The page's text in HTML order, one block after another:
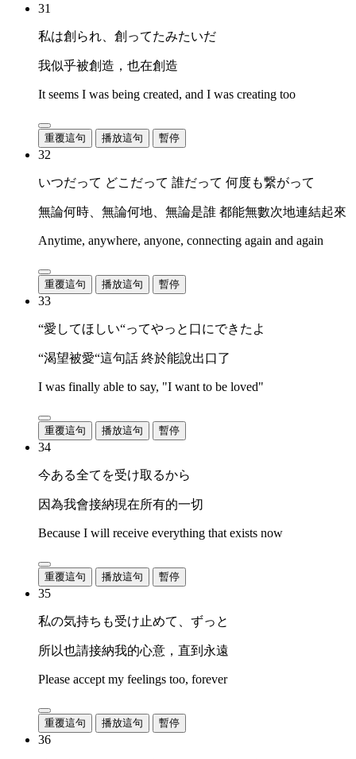
31
私は創られ、創ってたみたいだ
我似乎被創造，也在創造
It seems I was being created, and I was creating too
重覆這句 播放這句 暫停
32
いつだって どこだって 誰だって 何度も繋がって
無論何時、無論何地、無論是誰 都能無數次地連結起來
Anytime, anywhere, anyone, connecting again and again
重覆這句 播放這句 暫停
33
“愛してほしい“ってやっと口にできたよ
“渴望被愛“這句話 終於能說出口了
I was finally able to say, "I want to be loved"
重覆這句 播放這句 暫停
34
今ある全てを受け取るから
因為我會接納現在所有的一切
Because I will receive everything that exists now
重覆這句 播放這句 暫停
35
私の気持ちも受け止めて、ずっと
所以也請接納我的心意，直到永遠
Please accept my feelings too, forever
重覆這句 播放這句 暫停
36